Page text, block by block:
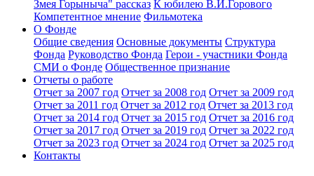
Змея Горыныча" рассказ К юбилею В.И.Горового
Компетентное мнение Фильмотека
О Фонде
Общие сведения Основные документы Структура
Фонда Руководство Фонда Герои - участники Фонда
СМИ о Фонде Общественное признание
Отчеты о работе
Отчет за 2007 год Отчет за 2008 год Отчет за 2009 год
Отчет за 2011 год Отчет за 2012 год Отчет за 2013 год
Отчет за 2014 год Отчет за 2015 год Отчет за 2016 год
Отчет за 2017 год Отчет за 2019 год Отчет за 2022 год
Отчет за 2023 год Отчет за 2024 год Отчет за 2025 год
Контакты